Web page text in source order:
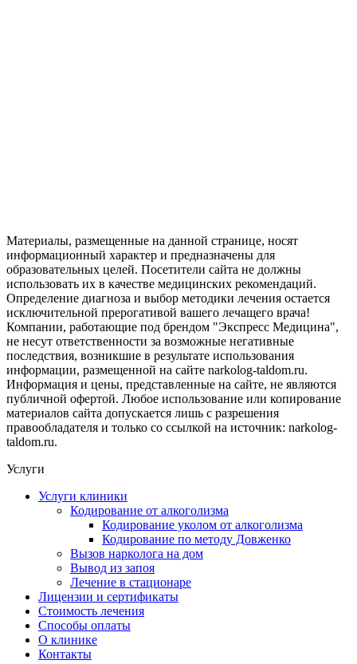
Материалы, размещенные на данной странице, носят
информационный характер и предназначены для
образовательных целей. Посетители сайта не должны
использовать их в качестве медицинских рекомендаций.
Определение диагноза и выбор методики лечения остается
исключительной прерогативой вашего лечащего врача!
Компании, работающие под брендом "Экспресс Медицина",
не несут ответственности за возможные негативные
последствия, возникшие в результате использования
информации, размещенной на сайте narkolog-taldom.ru.
Информация и цены, представленные на сайте, не являются
публичной офертой. Любое использование или копирование
материалов сайта допускается лишь с разрешения
правообладателя и только со ссылкой на источник: narkolog-
taldom.ru.
Услуги
Услуги клиники
Кодирование от алкоголизма
Кодирование уколом от алкоголизма
Кодирование по методу Довженко
Вызов нарколога на дом
Вывод из запоя
Лечение в стационаре
Лицензии и сертификаты
Стоимость лечения
Способы оплаты
О клинике
Контакты